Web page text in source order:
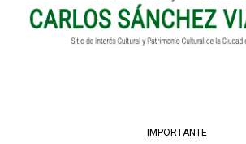
IMPORTANTE